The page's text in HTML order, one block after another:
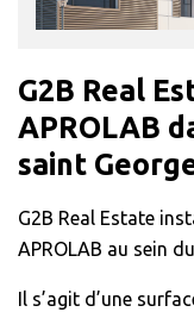
G2B Real
APROLAB
saint
G2B Real Estate
APROLAB au sein
Il s’agit d’une